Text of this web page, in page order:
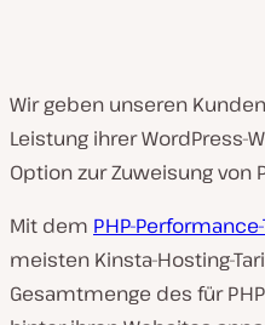
Wir geben unseren
Leistung ihrer
Option zur Zuweisung von
Mit dem PHP-
meisten Kinsta-Hosting-
Gesamtmenge des für